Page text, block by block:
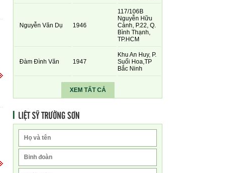
Nguyễn Văn Dụ 1946
117/106B
Nguyễn Hữu
Cảnh, P.22, Q.
Bình Thạnh,
TP.HCM
Đàm Đình Văn 1947
Khu An Huy, P.
Suối Hoa,TP
Bắc Ninh
XEM TẤT CẢ
LIỆT SỸ TRƯỜNG SƠN